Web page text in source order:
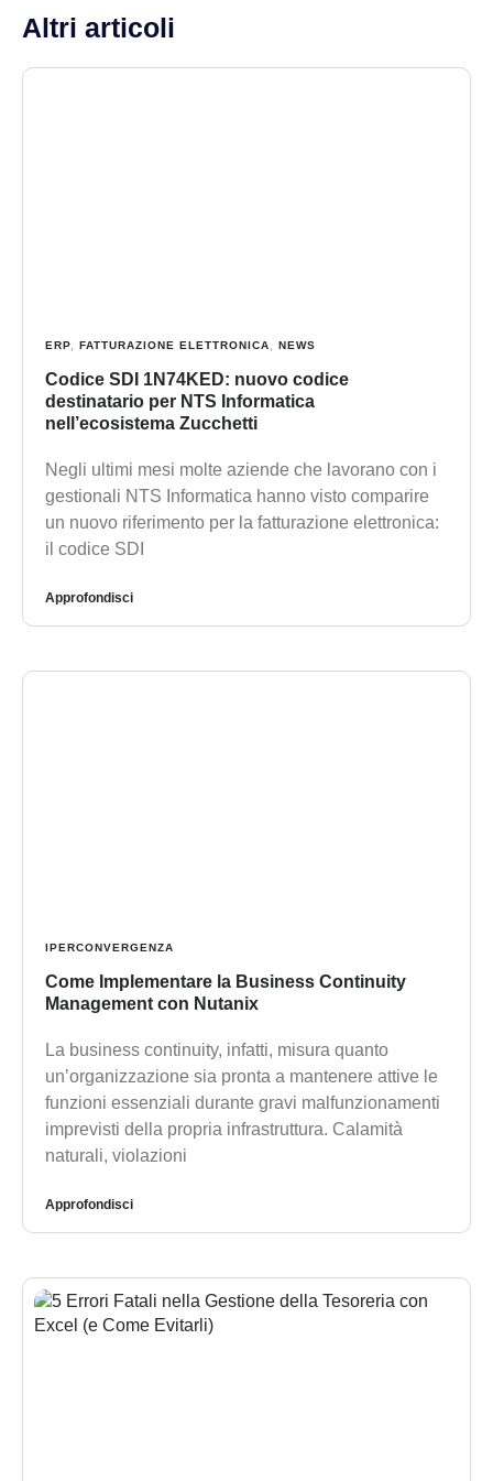
Altri articoli
ERP FATTURAZIONE ELETTRONICA NEWS
Codice SDI 1N74KED: nuovo codice
destinatario per NTS Informatica
nell’ecosistema Zucchetti
Negli ultimi mesi molte aziende che lavorano con i
gestionali NTS Informatica hanno visto comparire
un nuovo riferimento per la fatturazione elettronica:
il codice SDI
Approfondisci
IPERCONVERGENZA
Come Implementare la Business Continuity
Management con Nutanix
La business continuity, infatti, misura quanto
un’organizzazione sia pronta a mantenere attive le
funzioni essenziali durante gravi malfunzionamenti
imprevisti della propria infrastruttura. Calamità
naturali, violazioni
Approfondisci